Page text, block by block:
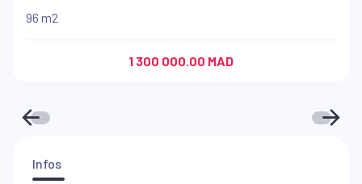
96 m2
1 300 000.00 MAD
Infos